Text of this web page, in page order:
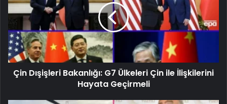
Çin Dışişleri Bakanlığı: G7 Ülkeleri Çin ile İlişkilerini
Hayata Geçirmeli